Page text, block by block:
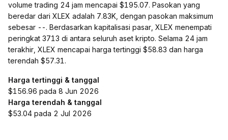
volume trading 24 jam mencapai $195.07. Pasokan yang
beredar dari XLEX adalah 7.83K, dengan pasokan maksimum
sebesar --. Berdasarkan kapitalisasi pasar, XLEX menempati
peringkat 3713 di antara seluruh aset kripto. Selama 24 jam
terakhir, XLEX mencapai harga tertinggi $58.83 dan harga
terendah $57.31.
Harga tertinggi & tanggal
$156.96 pada 8 Jun 2026
Harga terendah & tanggal
$53.04 pada 2 Jul 2026